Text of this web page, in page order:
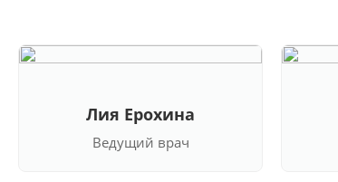
Лия Ерохина
Ведущий врач